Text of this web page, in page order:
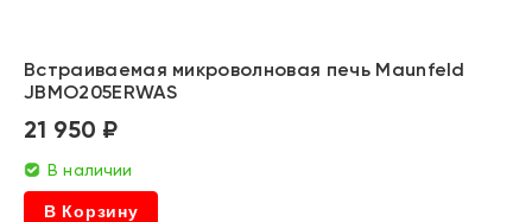
Встраиваемая микроволновая печь Maunfeld
JBMO205ERWAS
21 950 ₽
В наличии
В Корзину